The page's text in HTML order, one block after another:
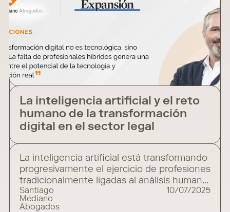
La inteligencia artificial y el reto
humano de la transformación
digital en el sector legal
La inteligencia artificial está transformando
progresivamente el ejercicio de profesiones
tradicionalmente ligadas al análisis humano,
como el Derecho. Automatización de
tareas, análisis predictivo, asistencia en la
Santiago
Mediano
Abogados
10/07/2025